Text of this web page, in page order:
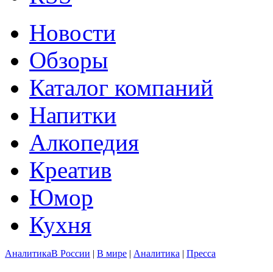
Новости
Обзоры
Каталог компаний
Напитки
Алкопедия
Креатив
Юмор
Кухня
АналитикаВ России | В мире | Аналитика | Пресса